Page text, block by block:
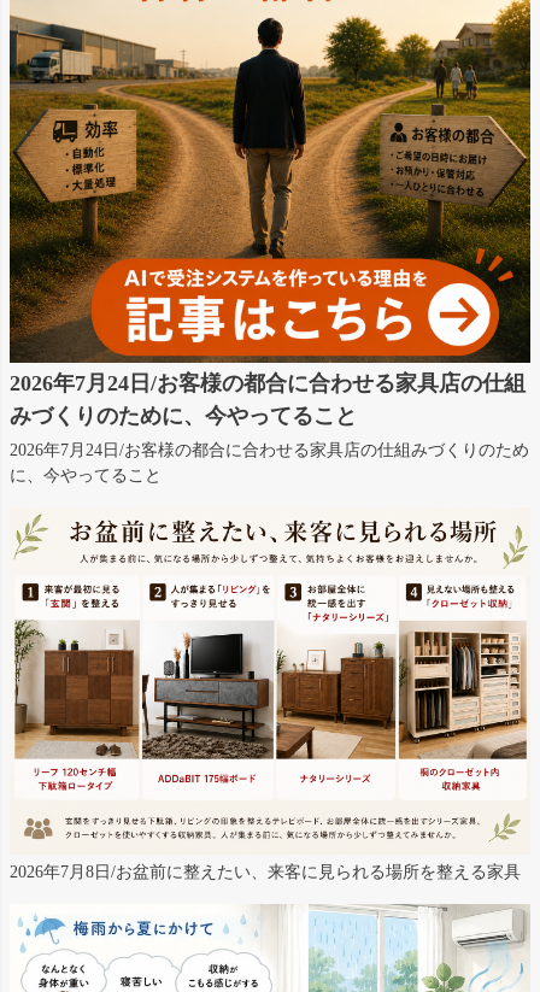
2026年7月24日/お客様の都合に合わせる家具店の仕組
みづくりのために、今やってること
2026年7月24日/お客様の都合に合わせる家具店の仕組みづくりのため
に、今やってること
2026年7月8日/お盆前に整えたい、来客に見られる場所を整える家具